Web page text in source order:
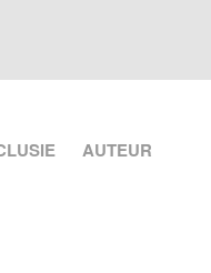
AUTEUR